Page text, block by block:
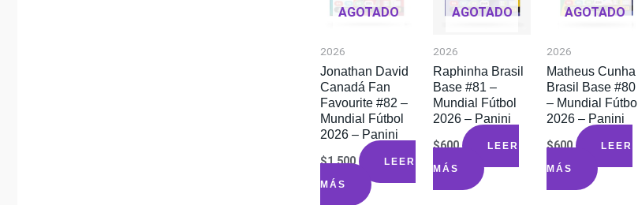
AGOTADO
2026
Jonathan David
Canadá Fan
Favourite #82 –
Mundial Fútbol
2026 – Panini
$1.500 LEER
MÁS
AGOTADO
2026
Raphinha Brasil
Base #81 –
Mundial Fútbol
2026 – Panini
$600 LEER
MÁS
AGOTADO
2026
Matheus Cunha
Brasil Base #80
– Mundial Fútbol
2026 – Panini
$600 LEER
MÁS